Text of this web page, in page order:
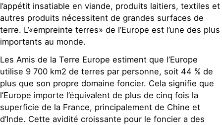
l’appétit insatiable en viande, produits laitiers, textiles et
autres produits nécessitent de grandes surfaces de
terre. L’«empreinte terres» de l’Europe est l’une des plus
importants au monde.
Les Amis de la Terre Europe estiment que l’Europe
utilise 9 700 km2 de terres par personne, soit 44 % de
plus que son propre domaine foncier. Cela signifie que
l’Europe importe l’équivalent de plus de cinq fois la
superficie de la France, principalement de Chine et
d’Inde. Cette avidité croissante pour le foncier a des